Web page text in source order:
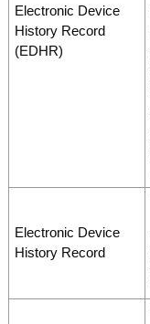
Electronic Device
History Record
(EDHR)
Electronic Device
History Record